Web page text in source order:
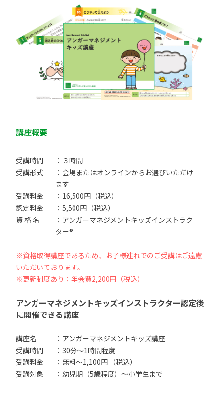
講座概要
受講時間
：３時間
受講形式
：会場またはオンラインからお選びいただけ
ます
受講料金
：16,500円（税込）
認定料金
：5,500円（税込）
資 格 名
：アンガーマネジメントキッズインストラク
ター®
※資格取得講座であるため、お子様連れでのご受講はご遠慮
いただいております。
※更新制度あり：年会費2,200円（税込）
アンガーマネジメントキッズインストラクター認定後
に開催できる講座
講座名
：アンガーマネジメントキッズ講座
受講時間
：30分〜1時間程度
受講料金
：無料〜1,100円 （税込）
受講対象
：幼児期（5歳程度）〜小学生まで